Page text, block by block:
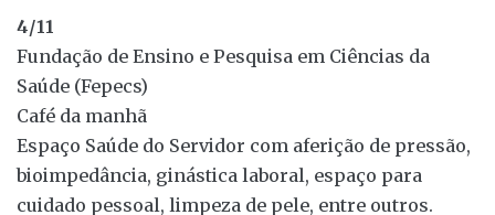
4/11
Fundação de Ensino e Pesquisa em Ciências da
Saúde (Fepecs)
Café da manhã
Espaço Saúde do Servidor com aferição de pressão,
bioimpedância, ginástica laboral, espaço para
cuidado pessoal, limpeza de pele, entre outros.